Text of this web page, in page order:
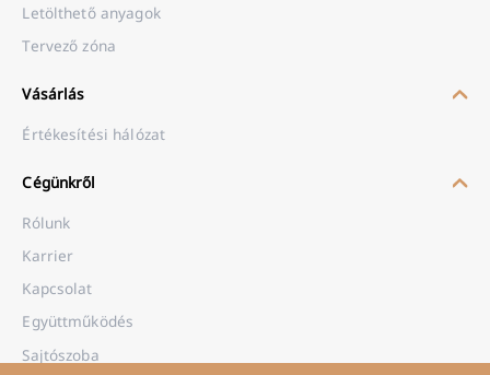
Letölthető anyagok
Tervező zóna
Vásárlás
Értékesítési hálózat
Cégünkről
Rólunk
Karrier
Kapcsolat
Együttműködés
Sajtószoba